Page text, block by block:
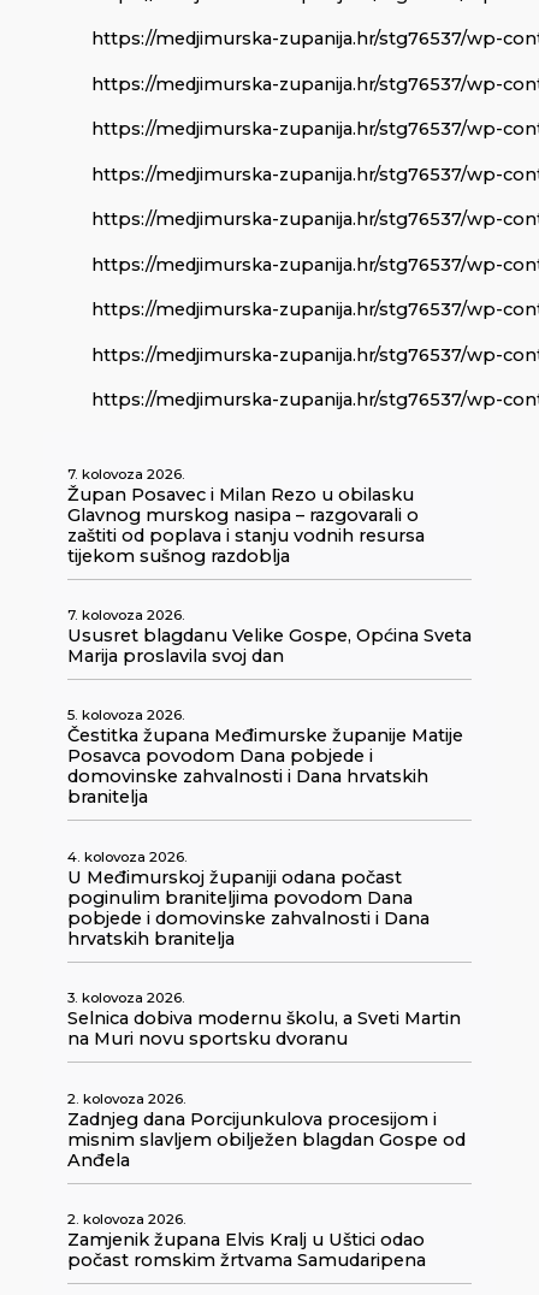
https://medjimurska-zupanija.hr/stg76537/wp-
https://medjimurska-zupanija.hr/stg76537/wp-
https://medjimurska-zupanija.hr/stg76537/wp-
https://medjimurska-zupanija.hr/stg76537/wp-
https://medjimurska-zupanija.hr/stg76537/wp-
https://medjimurska-zupanija.hr/stg76537/wp-
https://medjimurska-zupanija.hr/stg76537/wp-
https://medjimurska-zupanija.hr/stg76537/wp-
https://medjimurska-zupanija.hr/stg76537/wp-
7. kolovoza 2026.
Župan Posavec i Milan Rezo u obilasku
Glavnog murskog nasipa – razgovarali o
zaštiti od poplava i stanju vodnih resursa
tijekom sušnog razdoblja
7. kolovoza 2026.
Ususret blagdanu Velike Gospe, Općina Sveta
Marija proslavila svoj dan
5. kolovoza 2026.
Čestitka župana Međimurske županije Matije
Posavca povodom Dana pobjede i
domovinske zahvalnosti i Dana hrvatskih
branitelja
4. kolovoza 2026.
U Međimurskoj županiji odana počast
poginulim braniteljima povodom Dana
pobjede i domovinske zahvalnosti i Dana
hrvatskih branitelja
3. kolovoza 2026.
Selnica dobiva modernu školu, a Sveti Martin
na Muri novu sportsku dvoranu
2. kolovoza 2026.
Zadnjeg dana Porcijunkulova procesijom i
misnim slavljem obilježen blagdan Gospe od
Anđela
2. kolovoza 2026.
Zamjenik župana Elvis Kralj u Uštici odao
počast romskim žrtvama Samudaripena